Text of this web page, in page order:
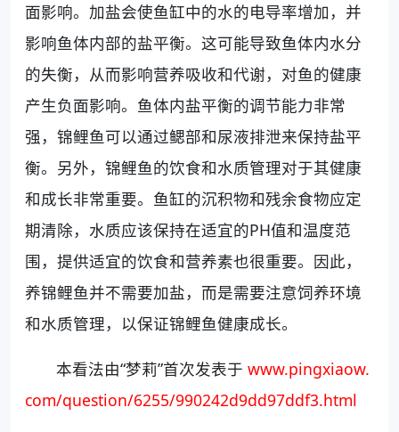
面影响。加盐会使鱼缸中的水的电导率增加，并
影响鱼体内部的盐平衡。这可能导致鱼体内水分
的失衡，从而影响营养吸收和代谢，对鱼的健康
产生负面影响。鱼体内盐平衡的调节能力非常
强，锦鲤鱼可以通过鳃部和尿液排泄来保持盐平
衡。另外，锦鲤鱼的饮食和水质管理对于其健康
和成长非常重要。鱼缸的沉积物和残余食物应定
期清除，水质应该保持在适宜的PH值和温度范
围，提供适宜的饮食和营养素也很重要。因此，
养锦鲤鱼并不需要加盐，而是需要注意饲养环境
和水质管理，以保证锦鲤鱼健康成长。
本看法由“梦莉”首次发表于www.pingxiaow.
com/question/6255/990242d9dd97ddf3.html